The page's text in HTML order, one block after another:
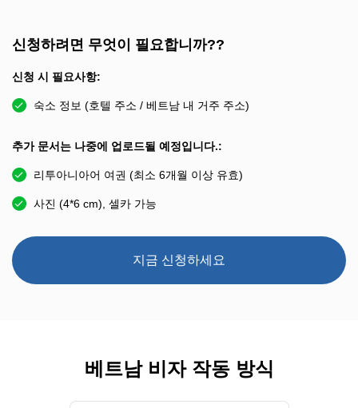
신청하려면 무엇이 필요합니까??
신청 시 필요사항:
숙소 정보 (호텔 주소 / 베트남 내 거주 주소)
추가 문서는 나중에 업로드될 예정입니다.:
리투아니아어 여권 (최소 6개월 이상 유효)
사진 (4*6 cm), 셀카 가능
지금 신청하세요
베트남 비자 작동 방식